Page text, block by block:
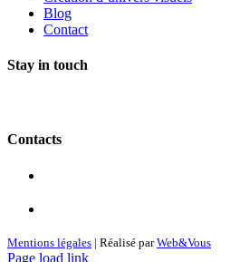
Blog
Contact
Stay in touch
Contacts
Mentions légales | Réalisé parWeb&Vous
Page load link